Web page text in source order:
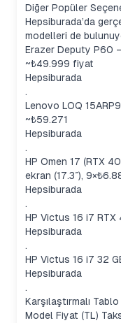
Diğer Popüler
Hepsiburada’da
modelleri de
Erazer Deputy P60
~₺49.999 fiyat
Hepsiburada
.
Lenovo LOQ
~₺59.271
Hepsiburada
.
HP Omen 17 (RTX
ekran (17.3″),
Hepsiburada
.
HP Victus 16 i7
Hepsiburada
.
HP Victus 16 i7 32
Hepsiburada
.
Karşılaştırmalı Tablo
Model Fiyat (TL)